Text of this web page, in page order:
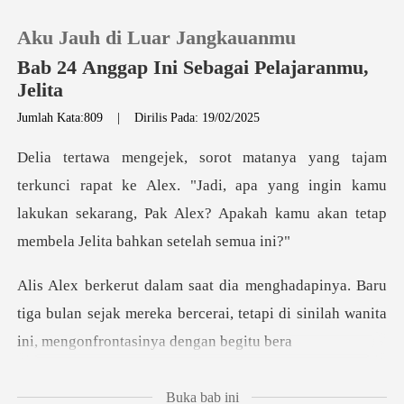
Pengisian Ulang
Riwayat Membaca
Keluar
Unduh Aplikasi
Aku Jauh di Luar Jangkauanmu
Bab 24 Anggap Ini Sebagai Pelajaranmu,
Jelita
Jumlah Kata:809 |Dirilis Pada: 19/02/2025
ke Alex. "Jadi, apa yang ingin kamu
lakukan sekarang, Pak Alex?
ru
tiga bulan sejak mereka bercerai, tetapi di sini
Buka bab ini